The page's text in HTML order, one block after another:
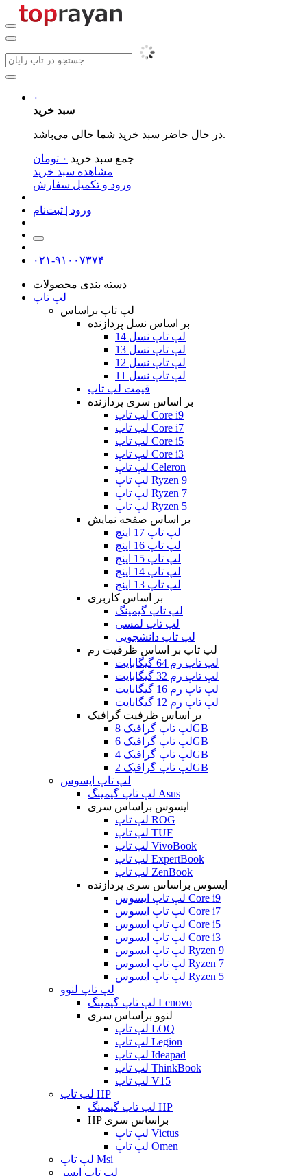
۰
سبد خرید
در حال حاضر سبد خرید شما خالی می‌باشد.
جمع سبد خرید ۰ تومان
مشاهده سبد خرید
ورود و تکمیل سفارش
ورود | ثبت‌نام
۰۲۱-۹۱۰۰۷۳۷۴
دسته بندی محصولات
لپ تاپ
لپ تاپ براساس
بر اساس نسل پردازنده
لپ تاپ نسل 14
لپ تاپ نسل 13
لپ تاپ نسل 12
لپ تاپ نسل 11
قیمت لپ تاپ
بر اساس سری پردازنده
لپ تاپ Core i9
لپ تاپ Core i7
لپ تاپ Core i5
لپ تاپ Core i3
لپ تاپ Celeron
لپ تاپ Ryzen 9
لپ تاپ Ryzen 7
لپ تاپ Ryzen 5
بر اساس صفحه نمایش
لپ تاپ 17 اینچ
لپ تاپ 16 اینچ
لپ تاپ 15 اینچ
لپ تاپ 14 اینچ
لپ تاپ 13 اینچ
بر اساس کاربری
لپ تاپ گیمینگ
لپ تاپ لمسی
لپ تاپ دانشجویی
لپ تاپ بر اساس ظرفیت رم
لپ تاپ رم 64 گیگابایت
لپ تاپ رم 32 گیگابایت
لپ تاپ رم 16 گیگابایت
لپ تاپ رم 12 گیگابایت
بر اساس ظرفیت گرافیک
لپ تاپ گرافیک 8GB
لپ تاپ گرافیک 6GB
لپ تاپ گرافیک 4GB
لپ تاپ گرافیک 2GB
لپ تاپ ایسوس
لپ تاپ گیمینگ Asus
ایسوس براساس سری
لپ تاپ ROG
لپ تاپ TUF
لپ تاپ VivoBook
لپ تاپ ExpertBook
لپ تاپ ZenBook
ایسوس براساس سری پردازنده
لپ تاپ ایسوس Core i9
لپ تاپ ایسوس Core i7
لپ تاپ ایسوس Core i5
لپ تاپ ایسوس Core i3
لپ تاپ ایسوس Ryzen 9
لپ تاپ ایسوس Ryzen 7
لپ تاپ ایسوس Ryzen 5
لپ تاپ لنوو
لپ تاپ گیمینگ Lenovo
لنوو براساس سری
لپ تاپ LOQ
لپ تاپ Legion
لپ تاپ Ideapad
لپ تاپ ThinkBook
لپ تاپ V15
لپ تاپ HP
لپ تاپ گیمینگ HP
HP براساس سری
لپ تاپ Victus
لپ تاپ Omen
لپ تاپ Msi
لپ تاپ ایسر